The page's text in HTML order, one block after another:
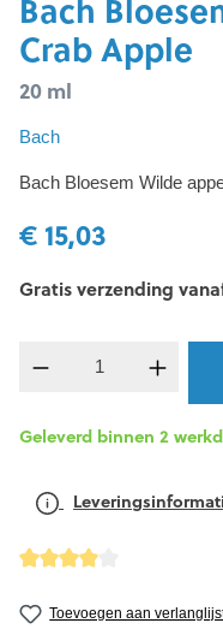
Bach
Crab Apple
20 ml
Bach
Bach Bloesem Wilde
€ 15,03
Gratis verzending
Geleverd binnen 2
Toevoegen aan